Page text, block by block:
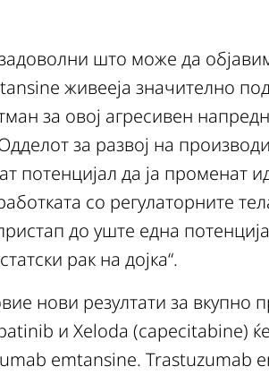
што може да
живееја значително
за овој агресивен
за развој на
потенцијал да ја променат
со регулаторните
до уште една
рак на дојка“.
нови резултати за вкупно
и Xeloda (capecitabine)
emtansine. Trastuzumab